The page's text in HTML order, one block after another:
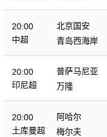
20:00
中超
北京国安
青岛西海岸
20:00
印尼超
普萨马尼亚
万隆
20:00
土库曼超
阿哈尔
梅尔夫